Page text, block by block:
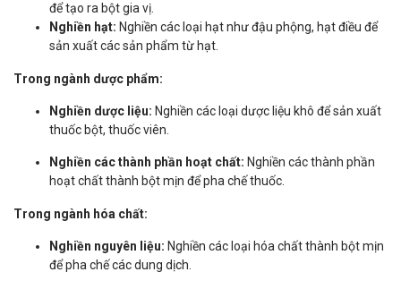
để tạo ra bột gia vị.
Nghiền hạt: Nghiền các loại hạt như đậu phộng, hạt điều để
sản xuất các sản phẩm từ hạt.
Trong ngành dược phẩm:
Nghiền dược liệu: Nghiền các loại dược liệu khô để sản xuất
thuốc bột, thuốc viên.
Nghiền các thành phần hoạt chất: Nghiền các thành phần
hoạt chất thành bột mịn để pha chế thuốc.
Trong ngành hóa chất:
Nghiền nguyên liệu: Nghiền các loại hóa chất thành bột mịn
để pha chế các dung dịch.